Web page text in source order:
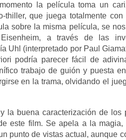
la película toma un
thiller, que juega totalmente
sobre la misma película, se
a través de las
Uhl (interpretado por Paul
podría parecer fácil de
trabajo de guión y puesta
en la trama, olvidando el
la buena caracterización de los
este film. Se apela a la
punto de vistas actual, aunque